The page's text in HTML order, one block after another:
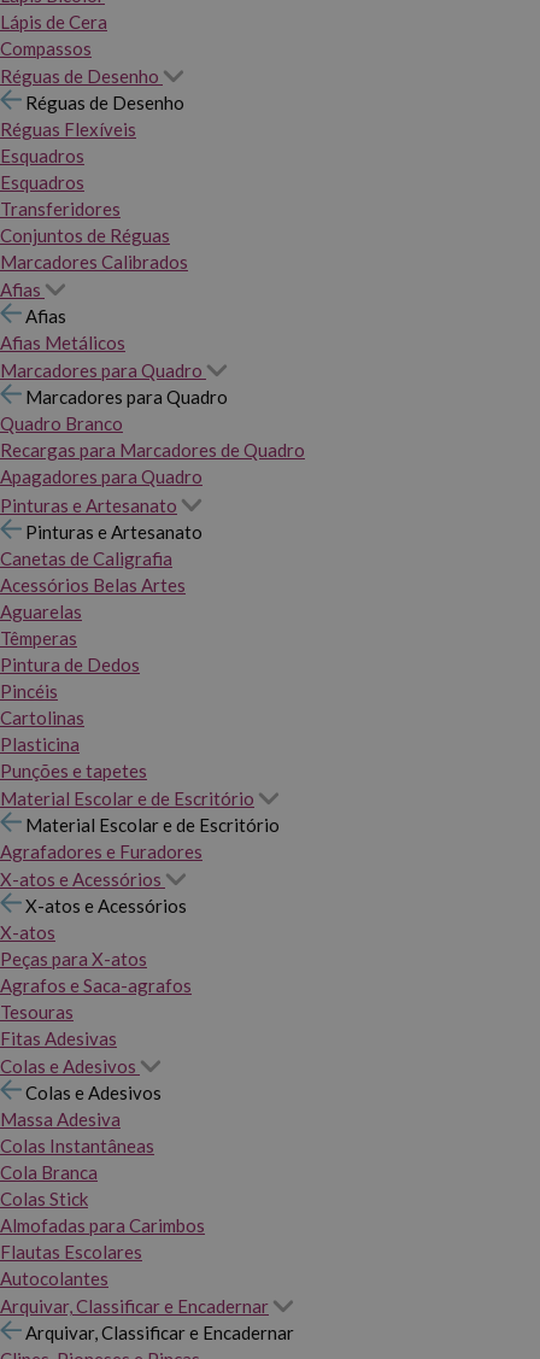
Lápis de Cera
Compassos
Réguas de Desenho
Réguas de Desenho
Réguas Flexíveis
Esquadros
Esquadros
Transferidores
Conjuntos de Réguas
Marcadores Calibrados
Afias
Afias
Afias Metálicos
Marcadores para Quadro
Marcadores para Quadro
Quadro Branco
Recargas para Marcadores de Quadro
Apagadores para Quadro
Pinturas e Artesanato
Pinturas e Artesanato
Canetas de Caligrafia
Acessórios Belas Artes
Aguarelas
Têmperas
Pintura de Dedos
Pincéis
Cartolinas
Plasticina
Punções e tapetes
Material Escolar e de Escritório
Material Escolar e de Escritório
Agrafadores e Furadores
X-atos e Acessórios
X-atos e Acessórios
X-atos
Peças para X-atos
Agrafos e Saca-agrafos
Tesouras
Fitas Adesivas
Colas e Adesivos
Colas e Adesivos
Massa Adesiva
Colas Instantâneas
Cola Branca
Colas Stick
Almofadas para Carimbos
Flautas Escolares
Autocolantes
Arquivar, Classificar e Encadernar
Arquivar, Classificar e Encadernar